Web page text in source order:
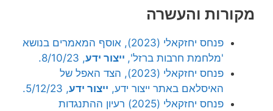
מקורות והעשרה
פנחס יחזקאלי (2023), אוסף המאמרים בנושא
'מלחמת חרבות ברזל', ייצור ידע, 8/10/23.
פנחס יחזקאלי (2023), הצד האפל של
האיסלאם באתר ייצור ידע, ייצור ידע, 5/12/23.
פנחס יחזקאלי (2025) רעיון ההתנגדות